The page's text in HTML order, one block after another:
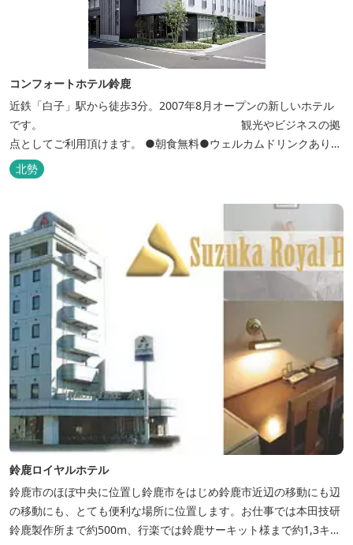
コンフォートホテル鈴鹿
近鉄「白子」駅から徒歩3分。2007年8月オープンの新しいホテル
です。 観光やビジネスの拠
点としてご利用頂けます。 ●朝食無料●ウェルカムドリンクあり●
全館無線ＬＡＮ対応● ●バリアフリー対応のユニバーサルルームあ
り●
北勢
鈴鹿ロイヤルホテル
鈴鹿市のほぼ中央に位置し鈴鹿市をはじめ鈴鹿市近辺の移動にも辺
の移動にも、とても便利な場所に位置します。お仕事では本田技研
鈴鹿製作所まで約500m、行楽では鈴鹿サーキット様まで約1,3キ